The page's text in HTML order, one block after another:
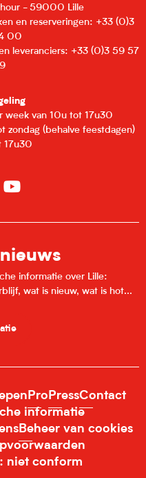
- 59000 Lille
en reserveringen: +33 (0)3
00
leveranciers: +33 (0)3 59 57
week van 10u tot 17u30
zondag (behalve feestdagen)
17u30
informatie over Lille:
wat is nieuw, wat is hot...
Pro PressContact
informatie
Beheer van cookies
niet conform